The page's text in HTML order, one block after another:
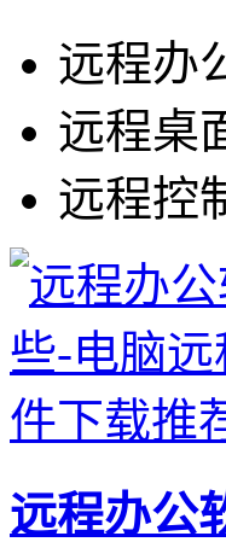
远程办
远程桌
远程控
远程办公